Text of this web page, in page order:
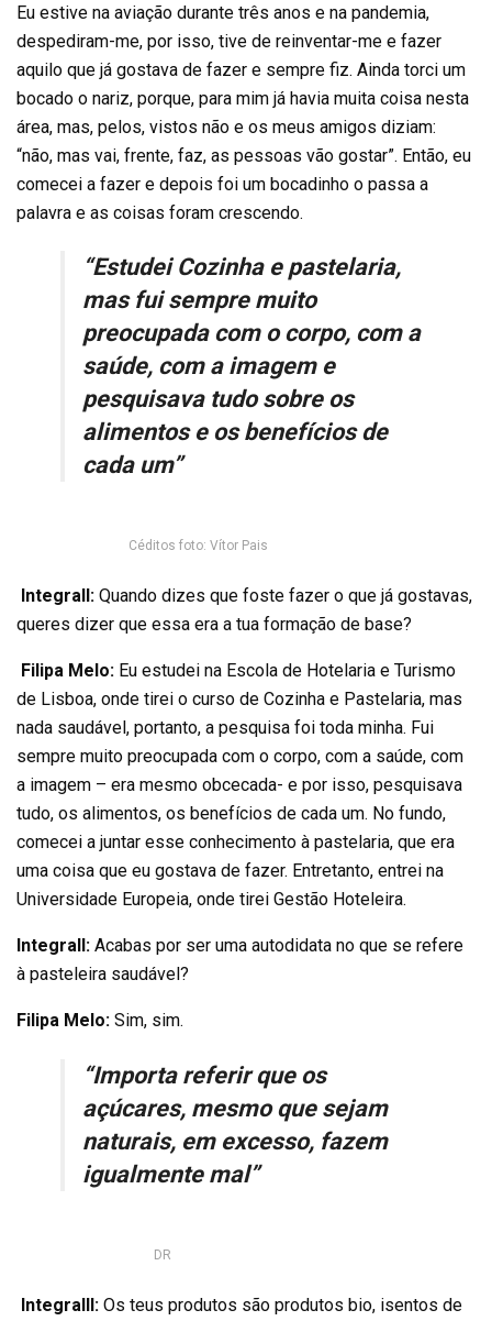
Eu estive na aviação durante três anos e na pandemia,
despediram-me, por isso, tive de reinventar-me e fazer
aquilo que já gostava de fazer e sempre fiz. Ainda torci um
bocado o nariz, porque, para mim já havia muita coisa nesta
área, mas, pelos, vistos não e os meus amigos diziam:
“não, mas vai, frente, faz, as pessoas vão gostar”. Então, eu
comecei a fazer e depois foi um bocadinho o passa a
palavra e as coisas foram crescendo.
“Estudei Cozinha e pastelaria,
mas fui sempre muito
preocupada com o corpo, com a
saúde, com a imagem e
pesquisava tudo sobre os
alimentos e os benefícios de
cada um”
Céditos foto: Vítor Pais
Integrall: Quando dizes que foste fazer o que já gostavas,
queres dizer que essa era a tua formação de base?
Filipa Melo: Eu estudei na Escola de Hotelaria e Turismo
de Lisboa, onde tirei o curso de Cozinha e Pastelaria, mas
nada saudável, portanto, a pesquisa foi toda minha. Fui
sempre muito preocupada com o corpo, com a saúde, com
a imagem – era mesmo obcecada- e por isso, pesquisava
tudo, os alimentos, os benefícios de cada um. No fundo,
comecei a juntar esse conhecimento à pastelaria, que era
uma coisa que eu gostava de fazer. Entretanto, entrei na
Universidade Europeia, onde tirei Gestão Hoteleira.
Integrall: Acabas por ser uma autodidata no que se refere
à pasteleira saudável?
Filipa Melo: Sim, sim.
“Importa referir que os
açúcares, mesmo que sejam
naturais, em excesso, fazem
igualmente mal”
DR
Integralll: Os teus produtos são produtos bio, isentos de